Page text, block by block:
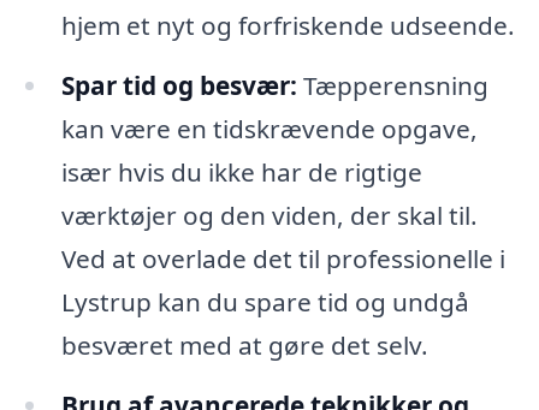
hjem et nyt og forfriskende udseende.
Spar tid og besvær: Tæpperensning
kan være en tidskrævende opgave,
især hvis du ikke har de rigtige
værktøjer og den viden, der skal til.
Ved at overlade det til professionelle i
Lystrup kan du spare tid og undgå
besværet med at gøre det selv.